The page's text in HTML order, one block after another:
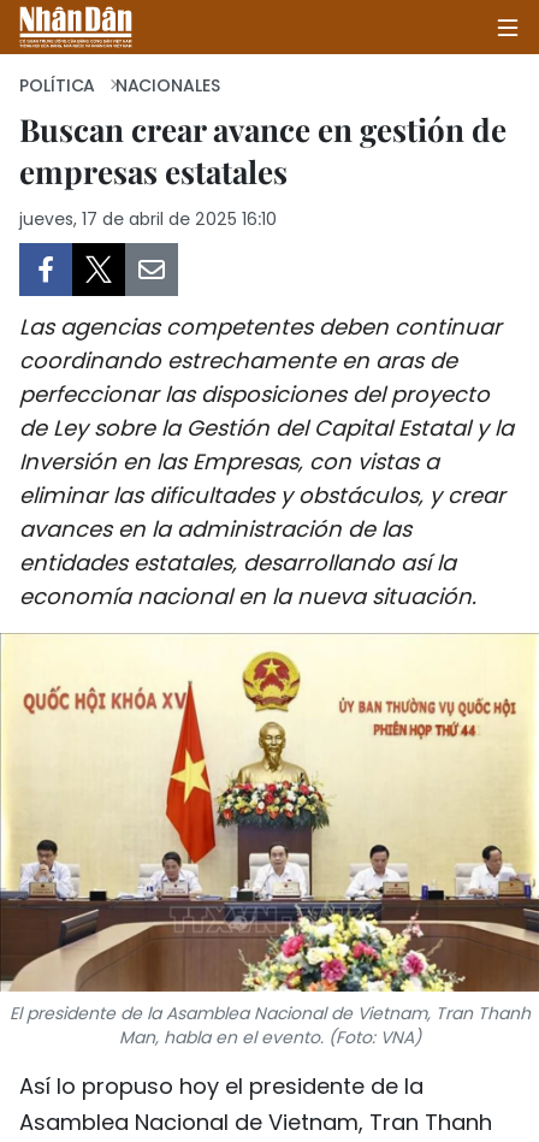
INICIO
POLÍTICA
SOCIEDAD
SALUD - MEDIO AMBIENTE
CULTURA - ENTRETENIMIENTO
INTERNACIONAL
DEPORTES
VIAJES
PUENTE DE AMISTAD
HISTORIAS MULTIMEDIA
FOTOGRAFÍA
¿QUIÉNES SOMOS?
TIẾNG VIỆT
ENGLISH
中文
FRANÇAIS
POLÍTICA NACIONALES
Buscan crear avance en gestión de
empresas estatales
jueves, 17 de abril de 2025 16:10
Las agencias competentes deben continuar
coordinando estrechamente en aras de
perfeccionar las disposiciones del proyecto
de Ley sobre la Gestión del Capital Estatal y la
Inversión en las Empresas, con vistas a
eliminar las dificultades y obstáculos, y crear
avances en la administración de las
entidades estatales, desarrollando así la
economía nacional en la nueva situación.
El presidente de la Asamblea Nacional de Vietnam, Tran Thanh
Man, habla en el evento. (Foto: VNA)
Así lo propuso hoy el presidente de la
Asamblea Nacional de Vietnam, Tran Thanh